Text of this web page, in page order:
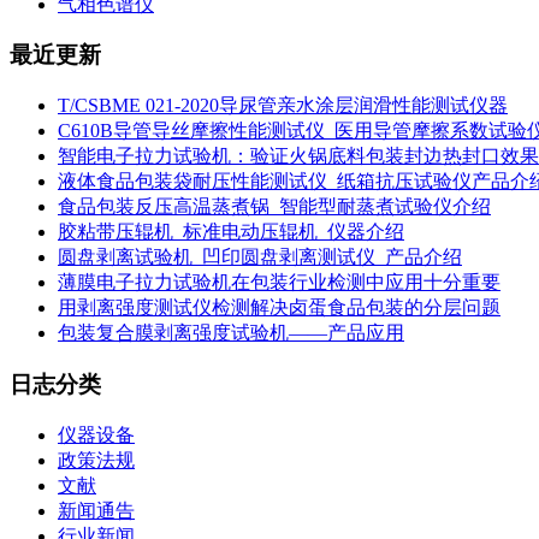
最近更新
T/CSBME 021-2020导尿管亲水涂层润滑性能测试仪器
C610B导管导丝摩擦性能测试仪_医用导管摩擦系数试验
智能电子拉力试验机：验证火锅底料包装封边热封口效果
液体食品包装袋耐压性能测试仪_纸箱抗压试验仪产品介
食品包装反压高温蒸煮锅_智能型耐蒸煮试验仪介绍
胶粘带压辊机_标准电动压辊机_仪器介绍
圆盘剥离试验机_凹印圆盘剥离测试仪_产品介绍
薄膜电子拉力试验机在包装行业检测中应用十分重要
用剥离强度测试仪检测解决卤蛋食品包装的分层问题
包装复合膜剥离强度试验机——产品应用
日志分类
仪器设备
政策法规
文献
新闻通告